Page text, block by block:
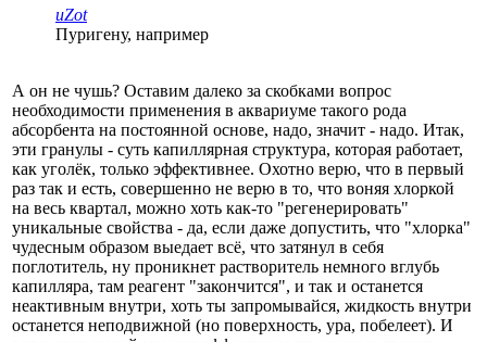
uZot
Пуригену, например
А он не чушь? Оставим далеко за скобками вопрос
необходимости применения в аквариуме такого рода
абсорбента на постоянной основе, надо, значит - надо. Итак,
эти гранулы - суть капиллярная структура, которая работает,
как уголёк, только эффективнее. Охотно верю, что в первый
раз так и есть, совершенно не верю в то, что воняя хлоркой
на весь квартал, можно хоть как-то "регенерировать"
уникальные свойства - да, если даже допустить, что "хлорка"
чудесным образом выедает всё, что затянул в себя
поглотитель, ну проникнет растворитель немного вглубь
капилляра, там реагент "закончится", и так и останется
неактивным внутри, хоть ты запромывайся, жидкость внутри
останется неподвижной (но поверхность, ура, побелеет). И